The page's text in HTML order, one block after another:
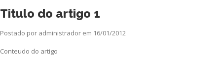
Titulo do artigo 1
Postado por administrador em 16/01/2012
Conteudo do artigo